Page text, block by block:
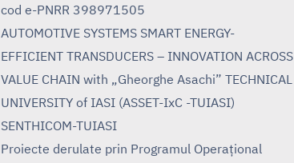
cod e-PNRR 398971505
AUTOMOTIVE SYSTEMS SMART ENERGY-
EFFICIENT TRANSDUCERS – INNOVATION ACROSS
VALUE CHAIN with „Gheorghe Asachi” TECHNICAL
UNIVERSITY of IASI (ASSET-IxC -TUIASI)
SENTHICOM-TUIASI
Proiecte derulate prin Programul Operaţional